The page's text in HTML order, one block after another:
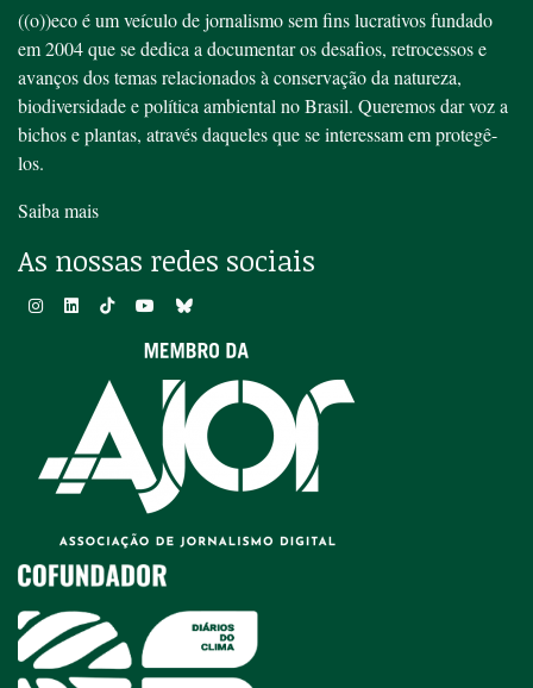
((o))eco é um veículo de jornalismo sem fins lucrativos fundado
em 2004 que se dedica a documentar os desafios, retrocessos e
avanços dos temas relacionados à conservação da natureza,
biodiversidade e política ambiental no Brasil. Queremos dar voz a
bichos e plantas, através daqueles que se interessam em protegê-
los.
Saiba mais
As nossas redes sociais